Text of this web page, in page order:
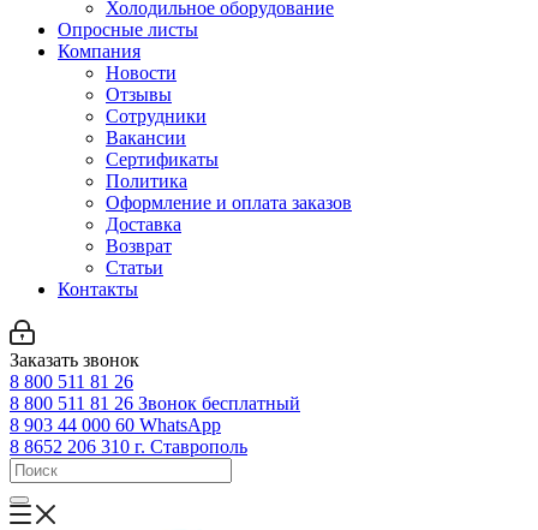
Холодильное оборудование
Опросные листы
Компания
Новости
Отзывы
Сотрудники
Вакансии
Сертификаты
Политика
Оформление и оплата заказов
Доставка
Возврат
Статьи
Контакты
Заказать звонок
8 800 511 81 26
8 800 511 81 26 Звонок бесплатный
8 903 44 000 60 WhatsАpp
8 8652 206 310 г. Ставрополь